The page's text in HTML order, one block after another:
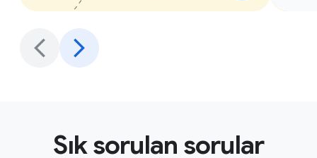
Sık sorulan sorular